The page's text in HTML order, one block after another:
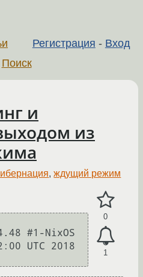
Регистрация - Вход
Поиск
и
из
,ждущий режим
0
1
#1-NixOS
UTC 2018